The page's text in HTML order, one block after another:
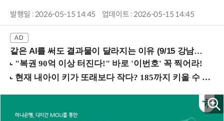
발행일 : 2026-05-15 14:45 업데이트 : 2026-05-15 14:45
같은 AI를 써도 결과물이 달라지는 이유 (9/15 강남역)